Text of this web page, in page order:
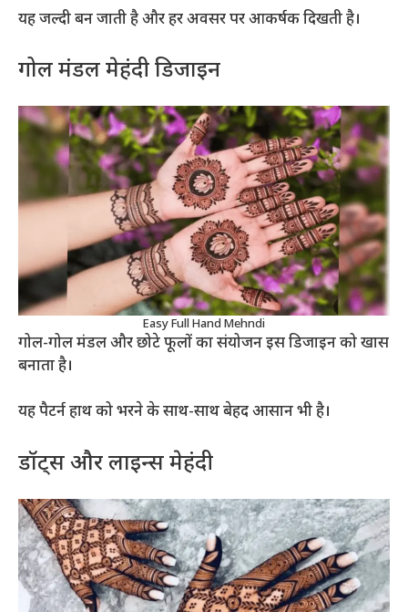
यह जल्दी बन जाती है और हर अवसर पर आकर्षक दिखती है।
गोल मंडल मेहंदी डिजाइन
Easy Full Hand Mehndi
गोल-गोल मंडल और छोटे फूलों का संयोजन इस डिजाइन को खास
बनाता है।
यह पैटर्न हाथ को भरने के साथ-साथ बेहद आसान भी है।
डॉट्स और लाइन्स मेहंदी